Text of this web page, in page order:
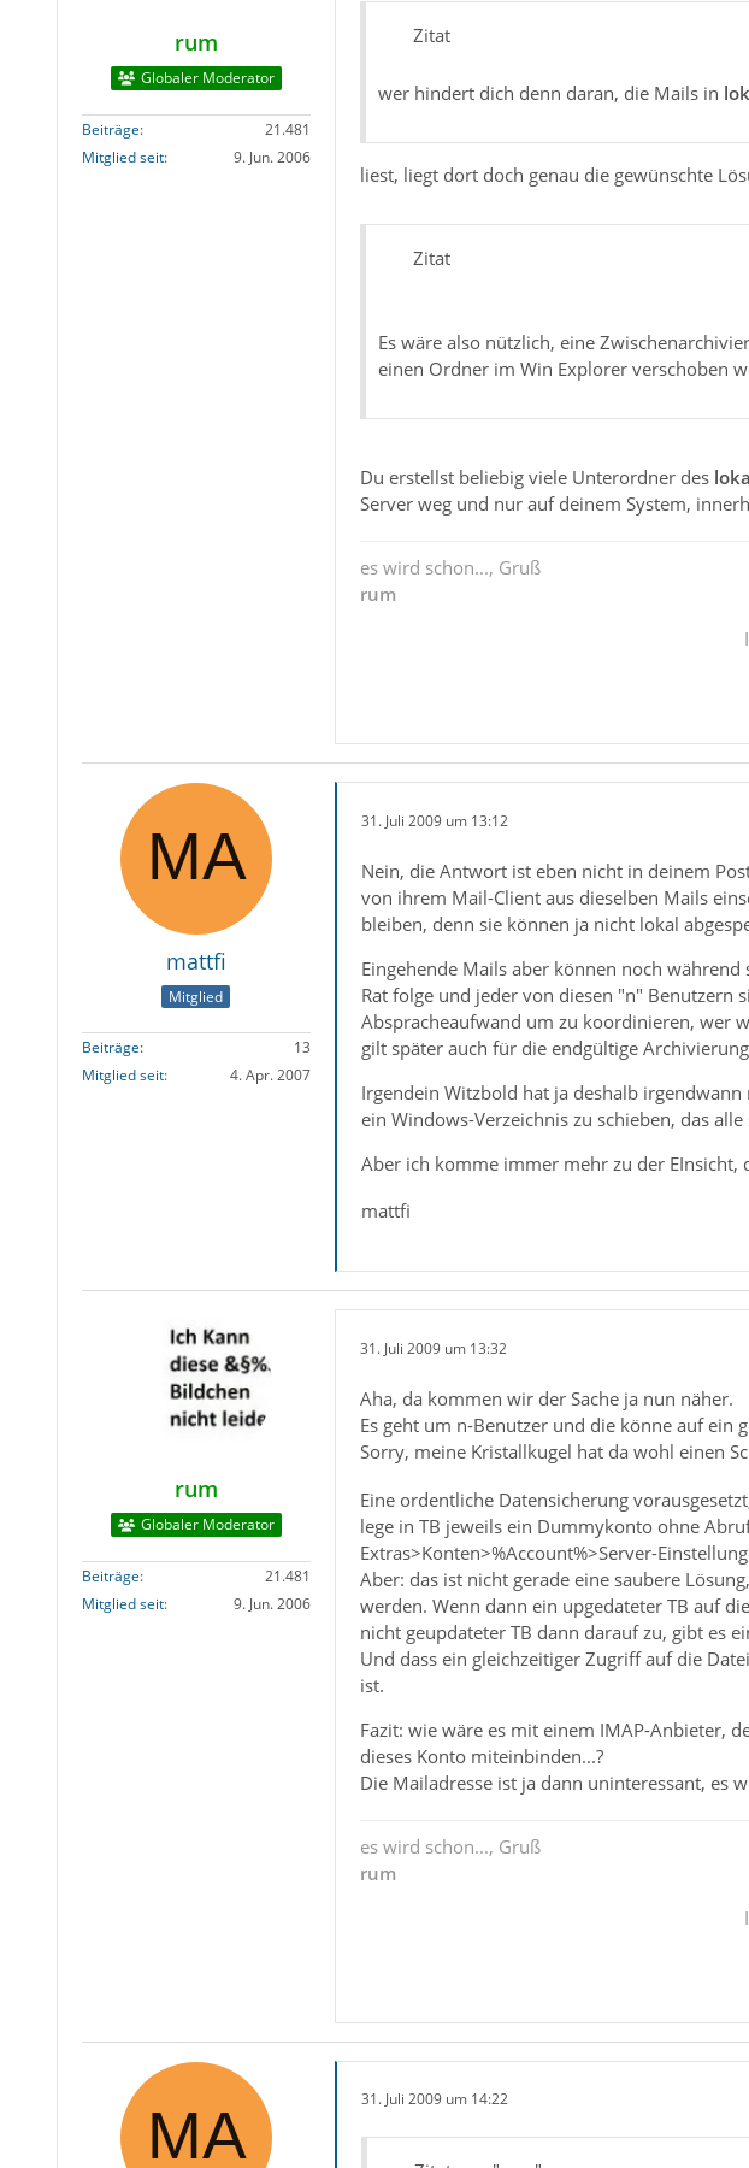
rum
Globaler Moderator
Beiträge
21.481
Mitglied seit
9. Jun. 2006
Zitat
wer hindert dich denn daran, die Mails in
liest, liegt dort doch genau die gewünschte
Zitat
Es wäre also nützlich, eine
einen Ordner im Win Explorer verschoben
Du erstellst beliebig viele Unterordner des
Server weg und nur auf deinem System,
es wird schon..., Gruß
rum
mattfi
Mitglied
Beiträge
13
Mitglied seit
4. Apr. 2007
31. Juli 2009 um 13:12
Nein, die Antwort ist eben nicht in deinem
von ihrem Mail-Client aus dieselben Mails
bleiben, denn sie können ja nicht lokal
Eingehende Mails aber können noch
Rat folge und jeder von diesen "n" Benutzern
Abspracheaufwand um zu koordinieren, wer
gilt später auch für die endgültige
Irgendein Witzbold hat ja deshalb
ein Windows-Verzeichnis zu schieben, das
Aber ich komme immer mehr zu der EInsicht,
mattfi
rum
Globaler Moderator
Beiträge
21.481
Mitglied seit
9. Jun. 2006
31. Juli 2009 um 13:32
Aha, da kommen wir der Sache ja nun näher.
Es geht um n-Benutzer und die könne auf ein
Sorry, meine Kristallkugel hat da wohl einen
Eine ordentliche Datensicherung
lege in TB jeweils ein Dummykonto ohne
Extras>Konten>%Account%>Server-
Aber: das ist nicht gerade eine saubere
werden. Wenn dann ein upgedateter TB auf
nicht geupdateter TB dann darauf zu, gibt es
Und dass ein gleichzeitiger Zugriff auf die
ist.
Fazit: wie wäre es mit einem IMAP-Anbieter,
dieses Konto miteinbinden...?
Die Mailadresse ist ja dann uninteressant, es
es wird schon..., Gruß
rum
31. Juli 2009 um 14:22